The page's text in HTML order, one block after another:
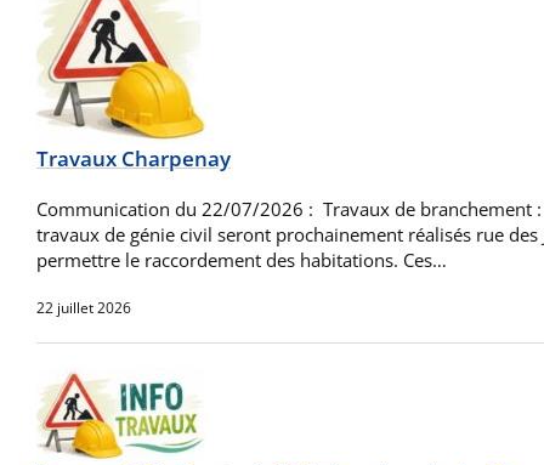
Travaux Charpenay
Communication du 22/07/2026 : Travaux de branchement :
travaux de génie civil seront prochainement réalisés rue des
permettre le raccordement des habitations. Ces…
22 juillet 2026